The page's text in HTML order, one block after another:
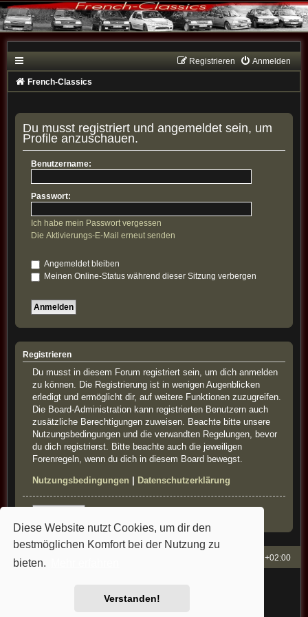
Diese Website nutzt Cookies, um dir den
bestmöglichen Komfort bei der Nutzung zu
bieten.
Verstanden!
Anmelden
Registrieren
French-Classics
Du musst registriert und angemeldet sein, um
Profile anzuschauen.
Benutzername:
Passwort:
Ich habe mein Passwort vergessen
Die Aktivierungs-E-Mail erneut senden
Angemeldet bleiben
Meinen Online-Status während dieser Sitzung verbergen
Registrieren
Du musst in diesem Forum registriert sein, um dich anmelden
zu können. Die Registrierung ist in wenigen Augenblicken
erledigt und ermöglicht dir, auf weitere Funktionen zuzugreifen.
Die Board-Administration kann registrierten Benutzern auch
zusätzliche Berechtigungen zuweisen. Beachte bitte unsere
Nutzungsbedingungen und die verwandten Regelungen, bevor
du dich registrierst. Bitte beachte auch die jeweiligen
Forenregeln, wenn du dich in diesem Board bewegst.
Nutzungsbedingungen Datenschutzerklärung
French-Classics UTC+02:00
Deutsche Übersetzung durchphpBB.de